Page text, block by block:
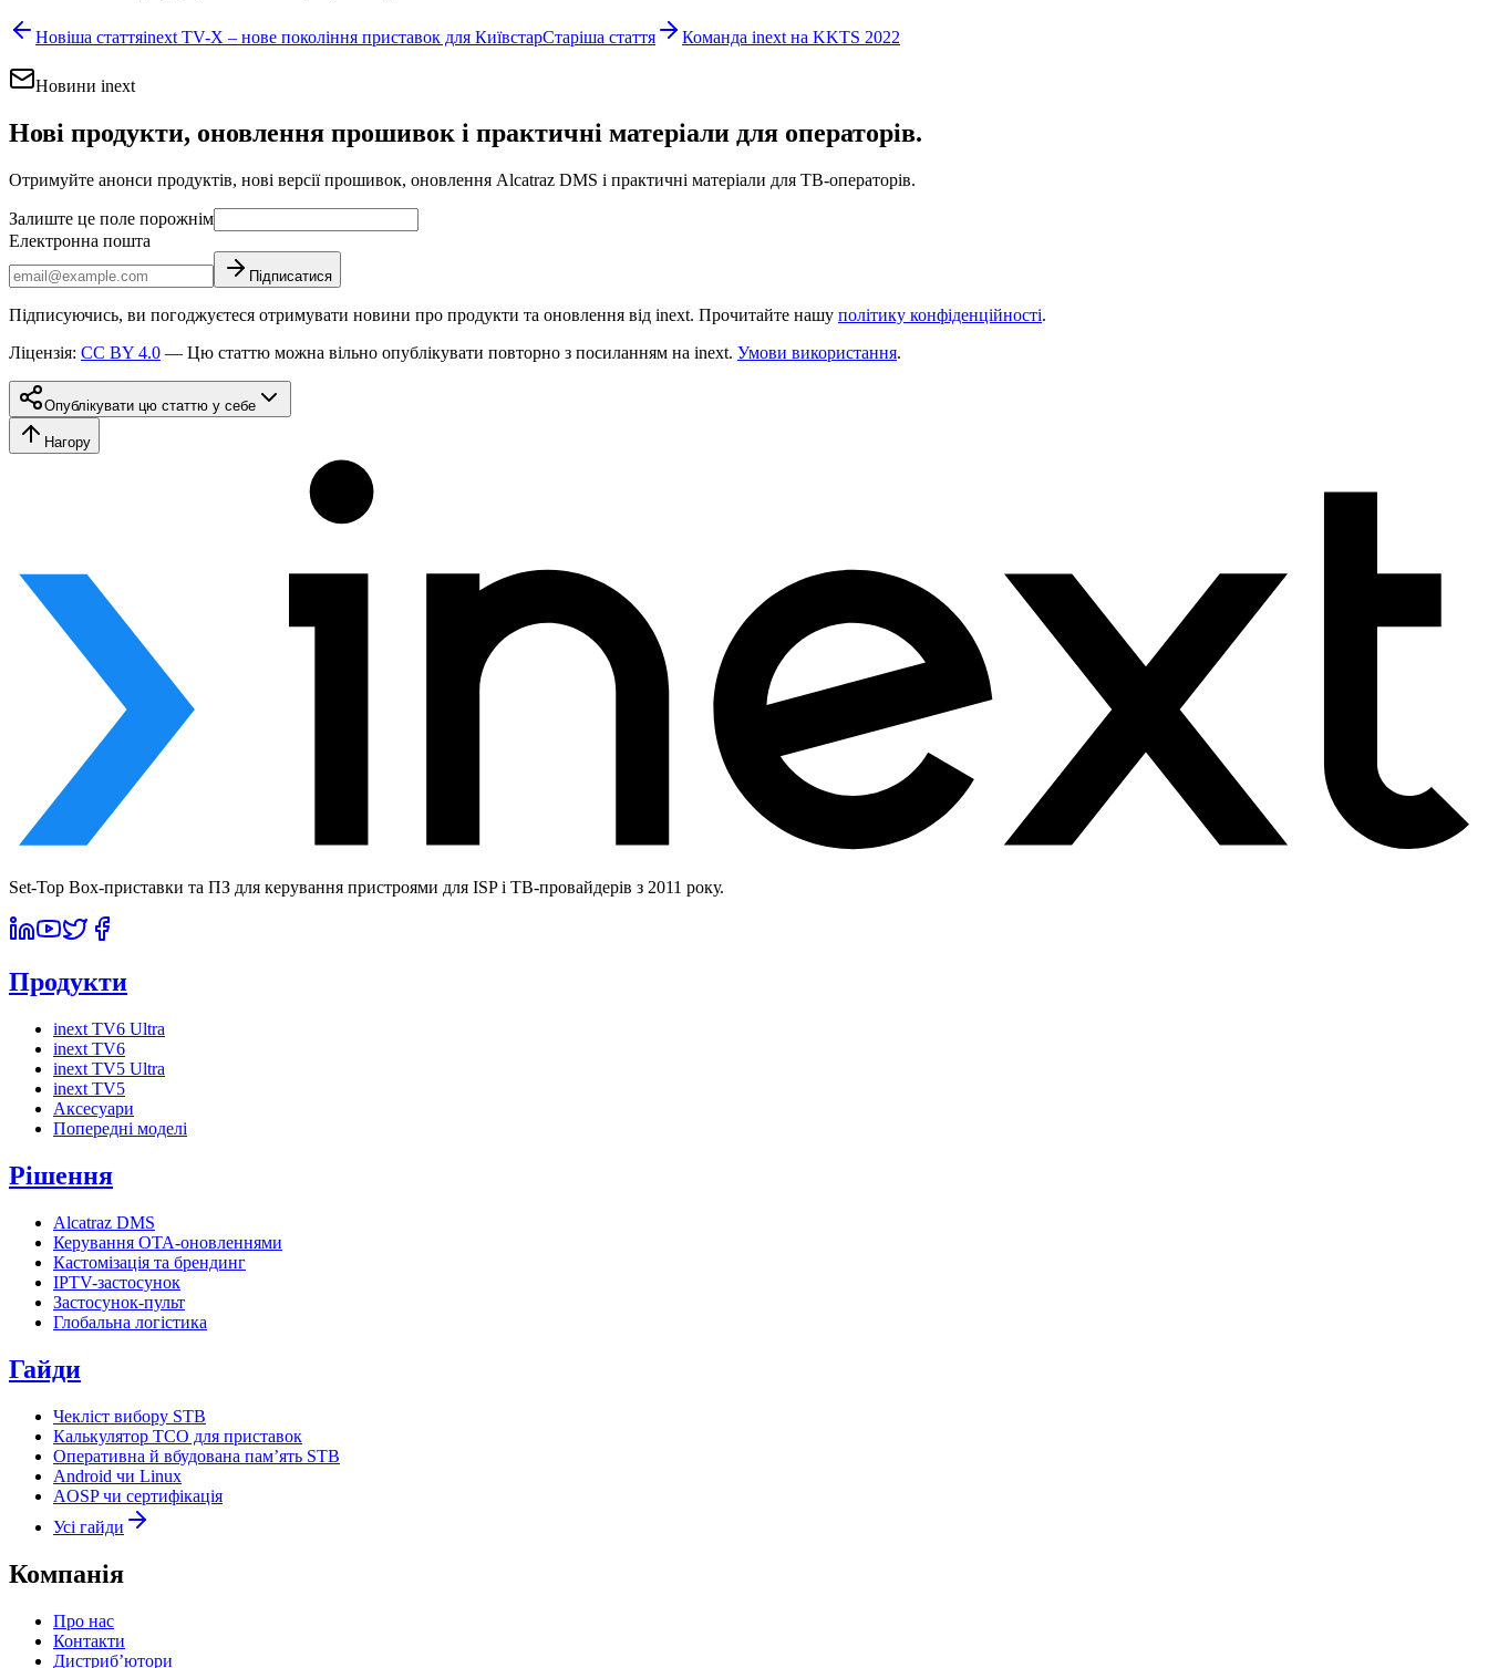
Новіша статтяinext TV-X – нове покоління приставок для КиївстарСтаріша стаття Команда inext на KKTS 2022
Новини inext
Нові продукти, оновлення прошивок і практичні матеріали для операторів.
Отримуйте анонси продуктів, нові версії прошивок, оновлення Alcatraz DMS і практичні матеріали для ТВ-операторів.
Залиште це поле порожнім
Електронна пошта
Підписатися
Підписуючись, ви погоджуєтеся отримувати новини про продукти та оновлення від inext. Прочитайте нашу політику конфіденційності.
Ліцензія: CC BY 4.0 — Цю статтю можна вільно опублікувати повторно з посиланням на inext. Умови використання.
Опублікувати цю статтю у себе
Нагору
Set-Top Box-приставки та ПЗ для керування пристроями для ISP і ТВ-провайдерів з 2011 року.
Продукти
inext TV6 Ultra
inext TV6
inext TV5 Ultra
inext TV5
Аксесуари
Попередні моделі
Рішення
Alcatraz DMS
Керування OTA-оновленнями
Кастомізація та брендинг
IPTV-застосунок
Застосунок-пульт
Глобальна логістика
Гайди
Чекліст вибору STB
Калькулятор TCO для приставок
Оперативна й вбудована пам’ять STB
Android чи Linux
AOSP чи сертифікація
Усі гайди
Компанія
Про нас
Контакти
Дистриб’ютори